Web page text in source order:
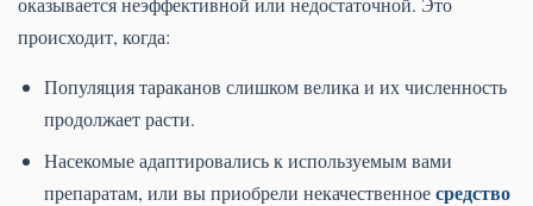
происходит, когда:
Популяция тараканов слишком велика и их численность
продолжает расти.
Насекомые адаптировались к используемым вами
препаратам, или вы приобрели некачественноесредство